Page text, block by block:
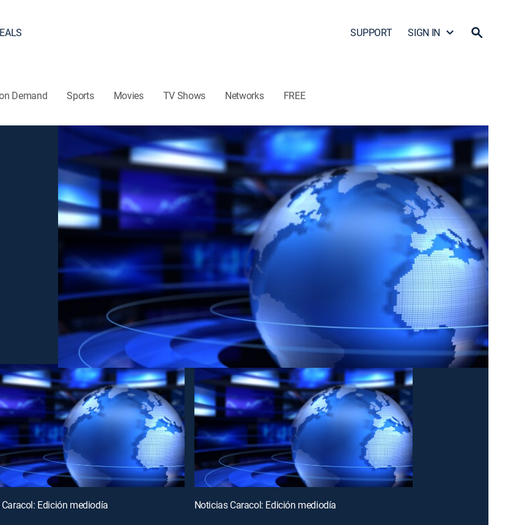
SUPPORT SIGN IN
Demand Sports Movies TV Shows Networks FREE
Edición mediodía Noticias Caracol: Edición mediodía